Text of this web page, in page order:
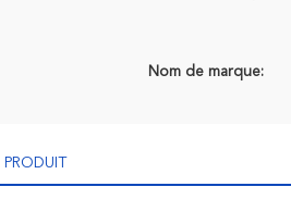
Nom de marque: